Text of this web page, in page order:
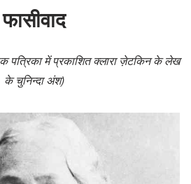
फासीवाद
पत्रिका में प्रकाशित क्लारा ज़ेटकिन के लेख
के चुनिन्दा अंश)